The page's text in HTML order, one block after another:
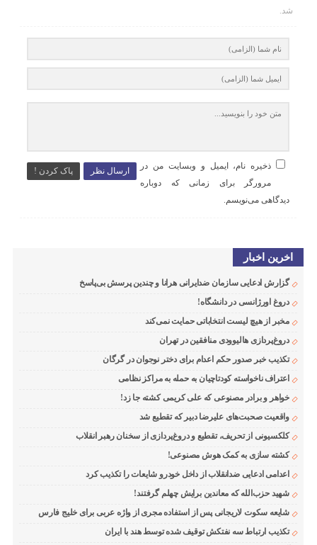
شد.
ارسال نظر پاک کردن !
ذخیره نام، ایمیل و وبسایت من در
مرورگر برای زمانی که دوباره
دیدگاهی می‌نویسم.
اخرین اخبار
گزارش ادعایی سازمان ضدایرانی هرانا و چندین پرسش بی‌پاسخ
دروغ اورژانسی در دانشگاه!
مخبر از هیچ لیست انتخاباتی حمایت نمی‌کند
دروغ‌پردازی هالیوودی منافقین در تهران
تکذیب خبر صدور حکم اعدام برای دختر نوجوان در گرگان
اعتراف ناخواسته کودتاچیان به حمله به مراکز نظامی
خواهر و برادر مصنوعی که علی کریمی کشته جا زد!
واقعیت صحبت‌های علیرضا دبیر که تقطیع شد
کلکسیونی از تحریف، تقطیع و دروغ‌پردازی از سخنان رهبر انقلاب
کشته سازی به کمک هوش مصنوعی!
اعدامی ادعایی ضدانقلاب از داخل خودرو شایعات را تکذیب کرد
شهید حزب‌الله که معاندین برایش چهلم گرفتند!
شایعه سکوت لاریجانی پس از استفاده مجری از واژه عربی برای خلیج فارس
تکذیب ارتباط سه نفتکش توقیف شده توسط هند با ایران